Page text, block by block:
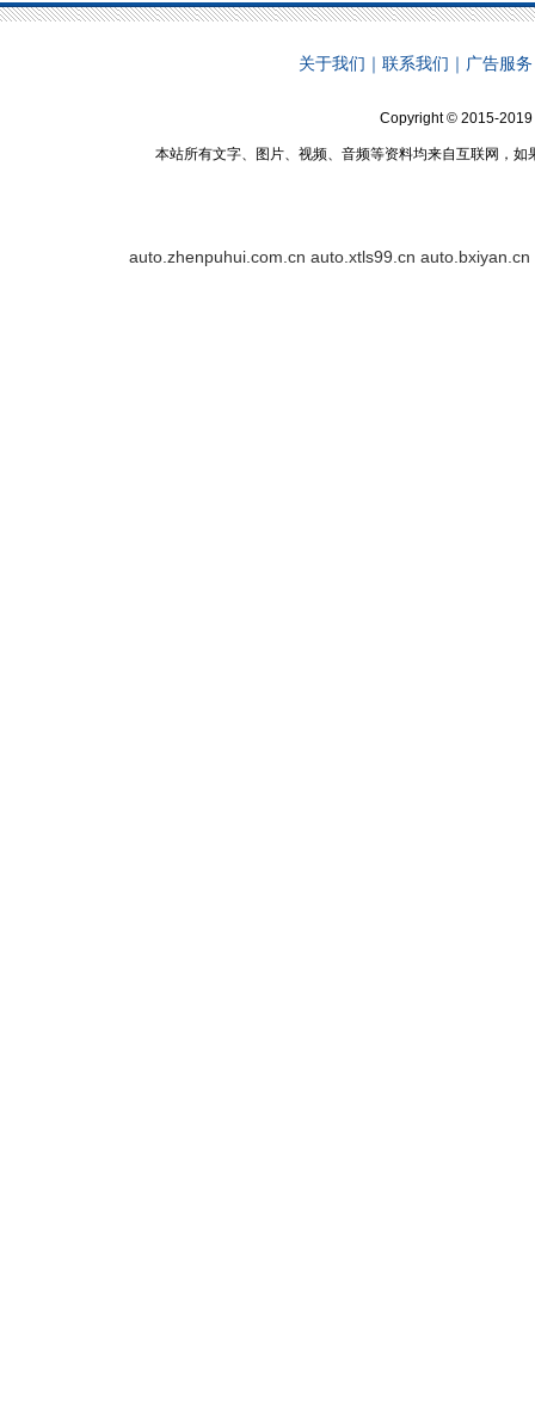
关于我们 ｜ 联系我们 ｜ 广告服务
Copyright © 2015-2019
本站所有文字、图片、视频、音频等资料均来自互联网，
auto.zhenpuhui.com.cn auto.xtls99.cn auto.bxiyan.cn